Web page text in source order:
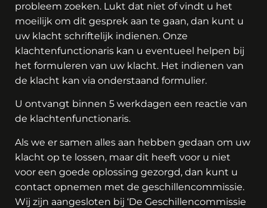
probleem zoeken. Lukt dat niet of vindt u het
moeilijk om dit gesprek aan te gaan, dan kunt u
uw klacht schriftelijk indienen. Onze
klachtenfunctionaris kan u eventueel helpen bij
het formuleren van uw klacht. Het indienen van
de klacht kan via onderstaand formulier.
U ontvangt binnen 5 werkdagen een reactie van
de klachtenfunctionaris.
Als we er samen alles aan hebben gedaan om uw
klacht op te lossen, maar dit heeft voor u niet
voor een goede oplossing gezorgd, dan kunt u
contact opnemen met de geschillencommissie.
Wij zijn aangesloten bij ‘De Geschillencommissie